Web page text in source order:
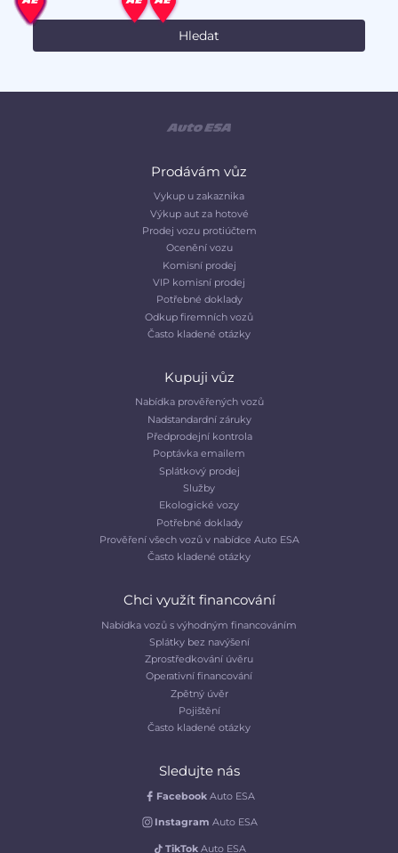
Prodávám vůz
Vykup u zakaznika
Výkup aut za hotové
Prodej vozu protiúčtem
Ocenění vozu
Komisní prodej
VIP komisní prodej
Potřebné doklady
Odkup firemních vozů
Často kladené otázky
Kupuji vůz
Nabídka prověřených vozů
Nadstandardní záruky
Předprodejní kontrola
Poptávka emailem
Splátkový prodej
Služby
Ekologické vozy
Potřebné doklady
Prověření všech vozů v nabídce Auto ESA
Často kladené otázky
Chci využít financování
Nabídka vozů s výhodným financováním
Splátky bez navýšení
Zprostředkování úvěru
Operativní financování
Zpětný úvěr
Pojištění
Často kladené otázky
Sledujte nás
Facebook Auto ESA
Instagram Auto ESA
TikTok Auto ESA